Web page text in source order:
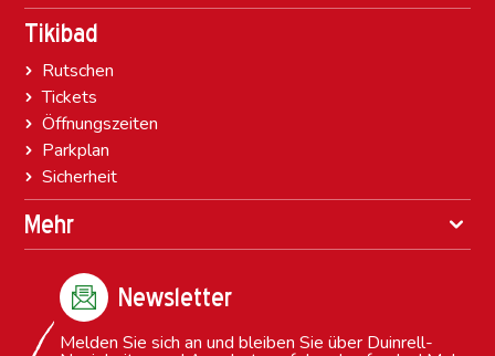
Tikibad
Rutschen
Tickets
Öffnungszeiten
Parkplan
Sicherheit
Mehr
Newsletter
Melden Sie sich an und bleiben Sie über Duinrell-